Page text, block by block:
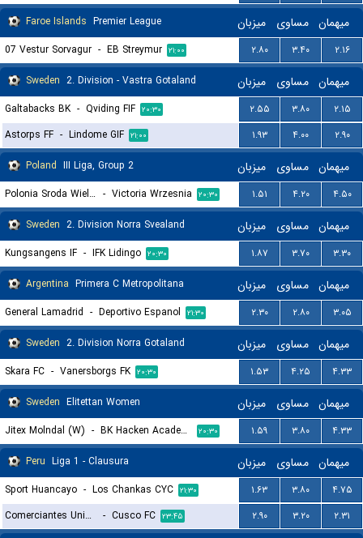
Faroe Islands Premier League میزبان مساوی میهمان
07 Vestur Sorvagur - EB Streymur ۲۱:۰۰ ۲.۸۰ ۳.۴۰
۲.۱۶
Sweden 2. Division - Vastra Gotaland میزبان مساوی میهمان
Galtabacks BK - Qviding FIF ۲۰:۳۰ ۲.۵۵ ۳.۸۰
۲.۱۵
Astorps FF - Lindome GIF ۲۱:۰۰ ۱.۹۳ ۴.۰۰
۲.۹۰
Poland III Liga, Group 2 میزبان مساوی میهمان
Polonia Sroda Wielkopolska - Victoria Wrzesnia ۲۰:۳۰ ۱.۵۱ ۴.۲۰
۴.۵۰
Sweden 2. Division Norra Svealand میزبان مساوی میهمان
Kungsangens IF - IFK Lidingo ۲۰:۳۰ ۱.۸۷ ۳.۷۰
۳.۳۰
Argentina Primera C Metropolitana میزبان مساوی میهمان
General Lamadrid - Deportivo Espanol ۲۱:۳۰ ۲.۳۰ ۲.۸۰
۳.۰۵
Sweden 2. Division Norra Gotaland میزبان مساوی میهمان
Skara FC - Vanersborgs FK ۲۰:۳۰ ۱.۵۳ ۴.۲۵
۴.۳۳
Sweden Elitettan Women میزبان مساوی میهمان
Jitex Molndal (W) - BK Hacken Academy (W) ۲۰:۳۰ ۱.۵۹ ۳.۸۰
۴.۳۳
Peru Liga 1 - Clausura میزبان مساوی میهمان
Sport Huancayo - Los Chankas CYC ۲۱:۳۰ ۱.۶۳ ۳.۸۰
۴.۷۵
Comerciantes Unidos
- Cusco FC ۲۳:۴۵ ۲.۹۰ ۳.۲۰
۲.۳۱